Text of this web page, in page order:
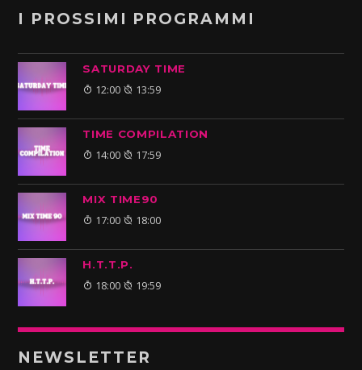
I PROSSIMI PROGRAMMI
SATURDAY TIME
12:00 13:59
TIME COMPILATION
14:00 17:59
MIX TIME90
17:00 18:00
H.T.T.P.
18:00 19:59
NEWSLETTER